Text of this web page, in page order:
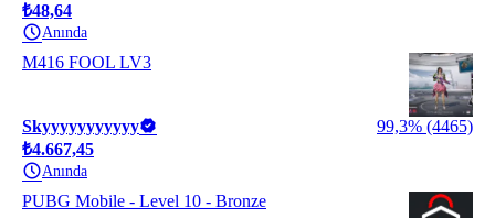
₺48,64
Anında
M416 FOOL LV3
Skyyyyyyyyyyy
99,3% (4465)
₺4.667,45
Anında
PUBG Mobile - Level 10 - Bronze